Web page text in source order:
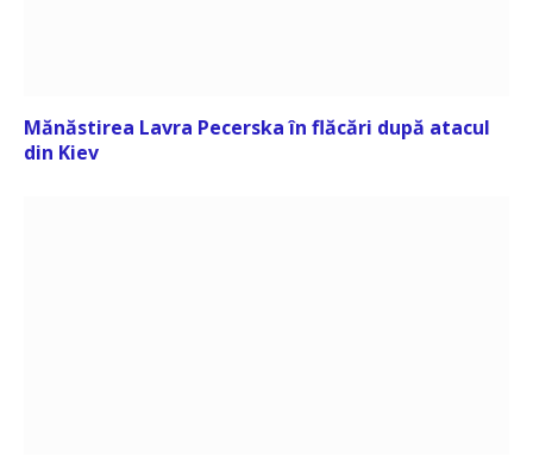
Mănăstirea Lavra Pecerska în flăcări după atacul
din Kiev